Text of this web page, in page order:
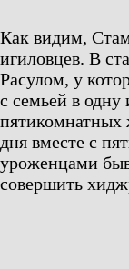
Как видим,
игиловцев. В
Расулом, у
с семьей в
пятикомнатных
дня вместе с
уроженцами
совершить